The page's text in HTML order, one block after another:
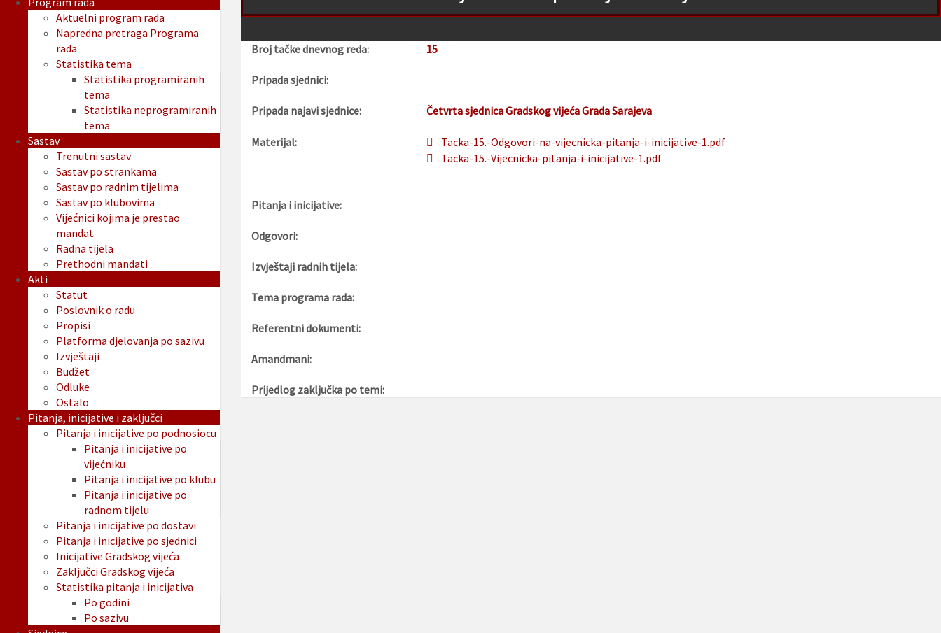
Broj tačke dnevnog reda: 15
Pripada sjednici:
Pripada najavi sjednice: Četvrta sjednica Gradskog vijeća Grada Sarajeva
Materijal:
Tacka-15.-Odgovori-na-vijecnicka-pitanja-i-inicijative-1.pdf
Tacka-15.-Vijecnicka-pitanja-i-inicijative-1.pdf
Pitanja i inicijative:
Odgovori:
Izvještaji radnih tijela:
Tema programa rada:
Referentni dokumenti:
Amandmani:
Prijedlog zaključka po temi:
Aktuelni program rada
Napredna pretraga Programa
rada
Statistika tema
Statistika programiranih
tema
Statistika neprogramiranih
tema
Sastav
Trenutni sastav
Sastav po strankama
Sastav po radnim tijelima
Sastav po klubovima
Vijećnici kojima je prestao
mandat
Radna tijela
Prethodni mandati
Akti
Statut
Poslovnik o radu
Propisi
Platforma djelovanja po sazivu
Izvještaji
Budžet
Odluke
Ostalo
Pitanja, inicijative i zaključci
Pitanja i inicijative po podnosiocu
Pitanja i inicijative po
vijećniku
Pitanja i inicijative po klubu
Pitanja i inicijative po
radnom tijelu
Pitanja i inicijative po dostavi
Pitanja i inicijative po sjednici
Inicijative Gradskog vijeća
Zaključci Gradskog vijeća
Statistika pitanja i inicijativa
Po godini
Po sazivu